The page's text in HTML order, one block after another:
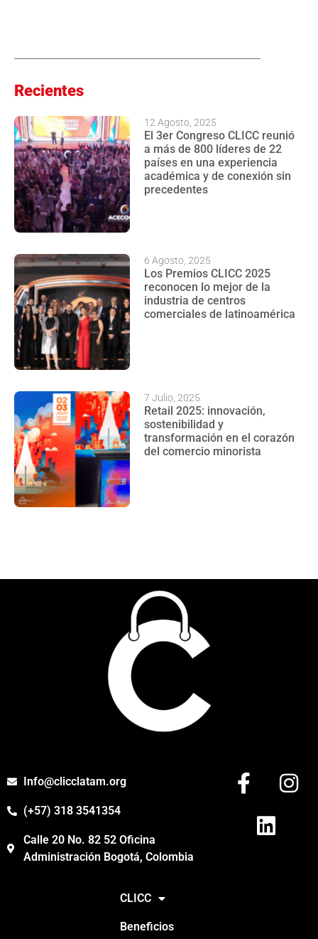
Recientes
El 3er Congreso CLICC reunió
a más de 800 líderes de 22
países en una experiencia
académica y de conexión sin
precedentes
12 Agosto, 2025
Los Premios CLICC 2025
reconocen lo mejor de la
industria de centros
comerciales de latinoamérica
6 Agosto, 2025
Retail 2025: innovación,
sostenibilidad y
transformación en el corazón
del comercio minorista
7 Julio, 2025
Info@clicclatam.org
(+57) 318 3541354
Calle 20 No. 82 52 Oficina
Administración Bogotá, Colombia
CLICC
Beneficios